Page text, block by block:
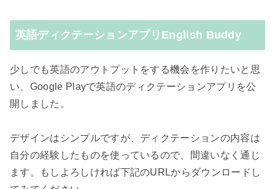
英語ディクテーションアプリEnglish Buddy
少しでも英語のアウトプットをする機会を作りたいと思
い、Google Playで英語のディクテーションアプリを公
開しました。
デザインはシンプルですが、ディクテーションの内容は
自分の経験したものを使っているので、間違いなく通じ
ます。もしよろしければ下記のURLからダウンロードし